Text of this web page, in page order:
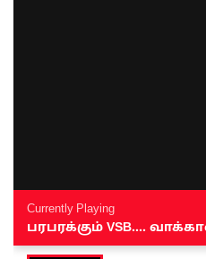
Currently Playing
பரபரக்கும் VSB....